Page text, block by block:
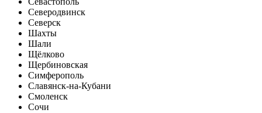
Северодвинск
Северск
Шахты
Шали
Щёлково
Щербиновская
Симферополь
Славянск-на-Кубани
Смоленск
Сочи